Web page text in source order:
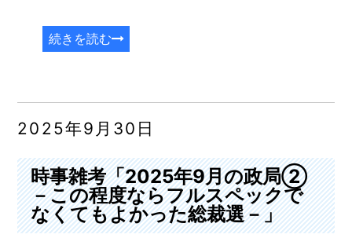
続きを読む
2025年9月30日
時事雑考「2025年9月の政局②
－この程度ならフルスペックで
なくてもよかった総裁選－」